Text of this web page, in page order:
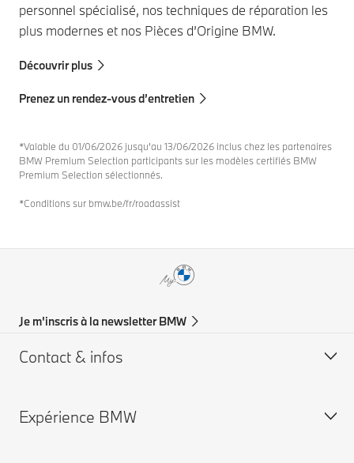
personnel spécialisé, nos techniques de réparation les
plus modernes et nos Pièces d’Origine BMW.
Découvrir plus
Prenez un rendez-vous d’entretien
*Valable du 01/06/2026 jusqu’au 13/06/2026 inclus chez les partenaires
BMW Premium Selection participants sur les modèles certifiés BMW
Premium Selection sélectionnés.
*Conditions sur bmw.be/fr/roadassist
Je m'inscris à la newsletter BMW
Contact & infos
Aide & Contact
Expérience BMW